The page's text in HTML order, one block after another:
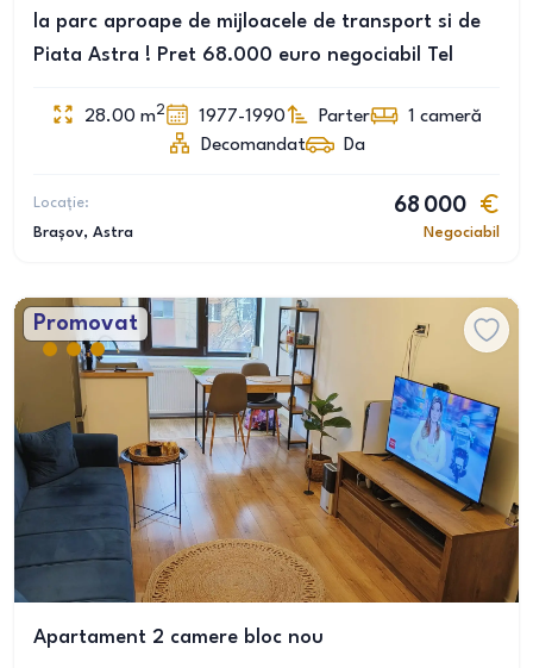
la parc aproape de mijloacele de transport si de
Piata Astra ! Pret 68.000 euro negociabil Tel
28.00 m2 1977-1990 Parter 1 cameră
Decomandat
Da
Locație:
Brașov, Astra
68 000
Negociabil
Promovat
Apartament 2 camere bloc nou